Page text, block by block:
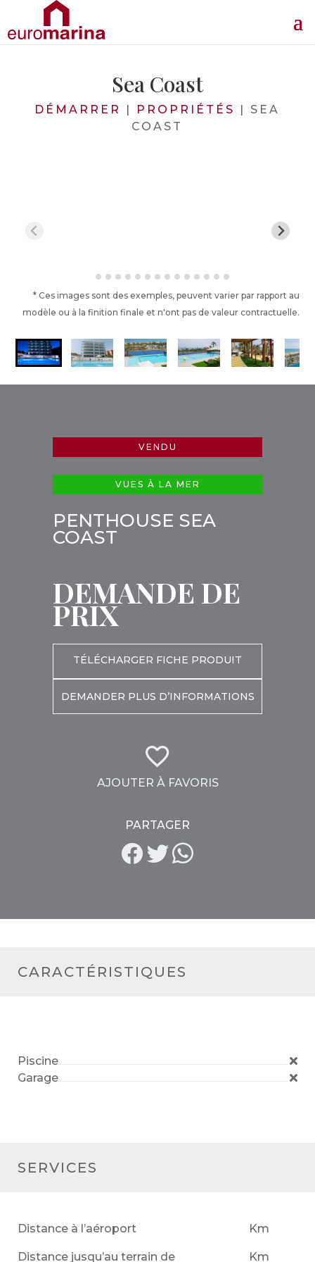
Sea Coast
DÉMARRER | PROPRIÉTÉS | SEA
COAST
* Ces images sont des exemples, peuvent varier par rapport au
modèle ou à la finition finale et n'ont pas de valeur contractuelle.
CARACTÉRISTIQUES
Piscine
Garage
SERVICES
Distance à l’aéroport Km
Distance jusqu’au terrain de Km
VENDU
VUES À LA MER
PENTHOUSE SEA
COAST
DEMANDE DE
PRIX
TÉLÉCHARGER FICHE PRODUIT
DEMANDER PLUS D’INFORMATIONS
AJOUTER À FAVORIS
PARTAGER